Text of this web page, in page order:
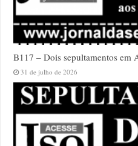
B117 – Dois sepultamentos em
31 de julho de 2026